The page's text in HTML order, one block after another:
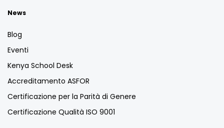
News
Blog
Eventi
Kenya School Desk
Accreditamento ASFOR
Certificazione per la Parità di Genere
Certificazione Qualità ISO 9001